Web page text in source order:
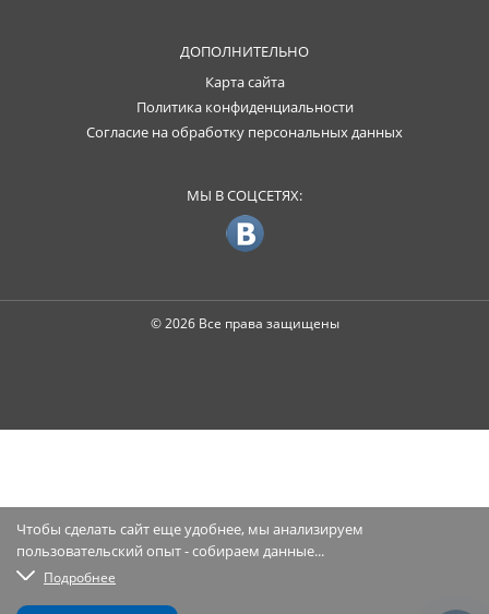
ДОПОЛНИТЕЛЬНО
Карта сайта
Политика конфиденциальности
Согласие на обработку персональных данных
МЫ В СОЦСЕТЯХ:
© 2026 Все права защищены
Чтобы сделать сайт еще удобнее, мы анализируем
пользовательский опыт - собираем данные...
Подробнее